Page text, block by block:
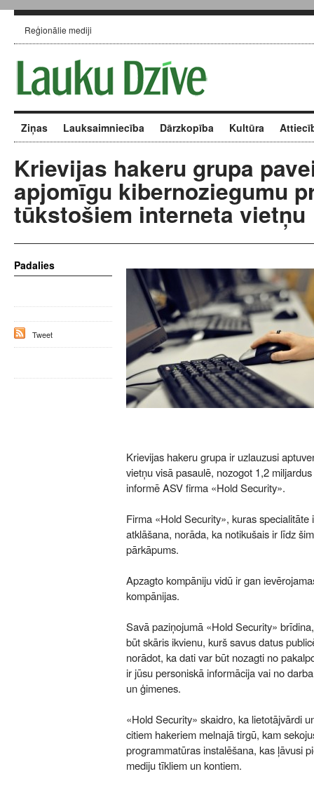
Reģionālie mediji
Ziņas Lauksaimniecība Dārzkopība Kultūra
Krievijas hakeru grupa
apjomīgu kibernoziegumu
tūkstošiem interneta vietņu
Krievijas hakeru grupa ir uzlauzusi
vietņu visā pasaulē, nozogot 1,2
informē ASV firma «Hold Security».
Firma «Hold Security», kuras
atklāšana, norāda, ka notikušais ir līdz
pārkāpums.
Apzagto kompāniju vidū ir gan
kompānijas.
Savā paziņojumā «Hold Security»
būt skāris ikvienu, kurš savus datus
norādot, ka dati var būt nozagti no
ir jūsu personiskā informācija vai no
un ģimenes.
«Hold Security» skaidro, ka lietotājvārdi
citiem hakeriem melnajā tirgū, kam
programmatūras instalēšana, kas ļāvusi
mediju tīkliem un kontiem.
Padalies
Tweet